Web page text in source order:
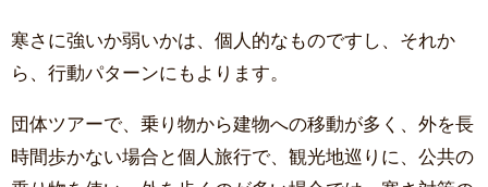
寒さに強いか弱いかは、個人的なものですし、それか
ら、行動パターンにもよります。
団体ツアーで、乗り物から建物への移動が多く、外を長
時間歩かない場合と個人旅行で、観光地巡りに、公共の